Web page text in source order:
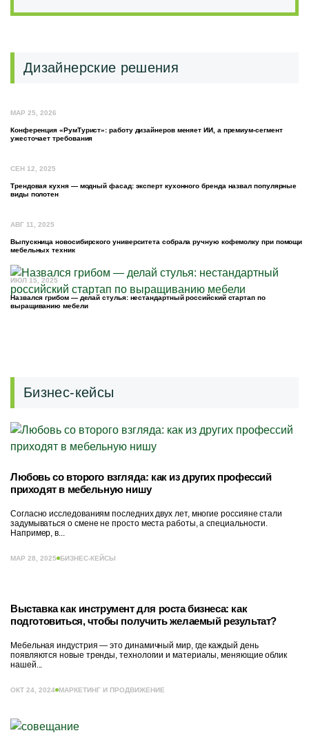
Дизайнерские решения
МАР 25, 2026
Конференция «РумТурист»: работу дизайнеров меняет ИИ, а премиум-сегмент
ужесточает требования
СЕН 12, 2025
Трендовая кухня — модный фасад: эксперт кухонного бренда назвал популярные
виды полотен
АВГ 11, 2025
Выпускница новосибирского университета собрала ручную кофемолку при помощи
мебельных техник
ИЮЛ 15, 2025
Назвался грибом — делай стулья: нестандартный российский стартап по
выращиванию мебели
Бизнес-кейсы
Любовь со второго взгляда: как из других профессий
приходят в мебельную нишу
Согласно исследованиям последних двух лет, многие россияне стали
задумываться о смене не просто места работы, а специальности.
Например, в...
МАР 28, 2025 БИЗНЕС-КЕЙСЫ
Выставка как инструмент для роста бизнеса: как
подготовиться, чтобы получить желаемый результат?
Мебельная индустрия — это динамичный мир, где каждый день
появляются новые тренды, технологии и материалы, меняющие облик
нашей...
ОКТ 24, 2024 МАРКЕТИНГ И ПРОДВИЖЕНИЕ